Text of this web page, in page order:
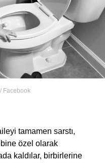
Facebook
tamamen sarstı,
özel olarak
kaldılar, birbirlerine